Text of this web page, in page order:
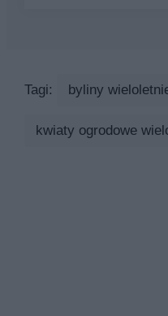
Tagi: byliny
kwiaty ogrodowe